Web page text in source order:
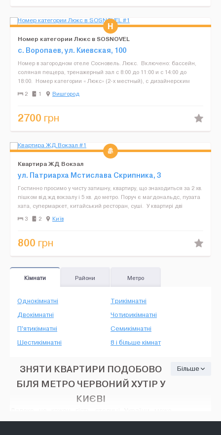
Номер категории Люкс в SOSNOVEL
с. Воропаев, ул. Киевская, 100
Номер в загородном отеле Сосновель. Люкс. Включено: бассейн,
соляная пещера, тренажерный зал с 8:00 до 11:00 и с 14:00 до
18:00. Номер категории « Люкс» (2-х местный), с дизайнерским
ремонтом, жилой пл...
2 1 Вишгород
2700 грн
Квартира ЖД Вокзал
ул. Патриарха Мстислава Скрипника, 3
Гостинно просимо у чисту затишну, квартиру, що знаходиться за 2 хв.
пішком від жд вокзалу і 5 хв. до метро. Поруч є магдональдс, пузата
хата, супермаркет, китайський ресторан, суші. У квартирі дві
роздільні кімнати, оснащені...
3 2 Київ
800 грн
Кімнати Райони Метро
Однокімнатні
Двокімнатні
Трикімнатні
Чотирикімнатні
П'ятикімнатні
Шестикімнатні
Семикімнатні
8 і більше кімнат
ЗНЯТИ КВАРТИРИ ПОДОБОВО
БІЛЯ МЕТРО ЧЕРВОНИЙ ХУТІР У
КИЄВІ
заявити про себе, що йому подобається чути під
Більше